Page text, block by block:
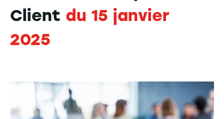
Client du 15 janvier
2025